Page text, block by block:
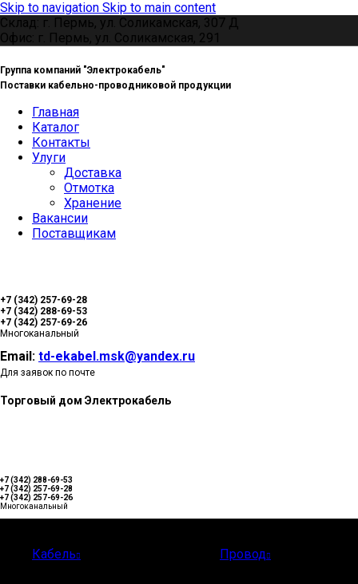
Skip to navigation Skip to main content
Склад: г. Пермь, ул. Соликамская, 307 Д
Офис: г. Пермь, ул. Соликамская, 291
Группа компаний "Электрокабель"
Поставки кабельно-проводниковой продукции
Главная
Каталог
Контакты
Улуги
Доставка
Отмотка
Хранение
Вакансии
Поставщикам
+7 (342) 257-69-28
+7 (342) 288-69-53
+7 (342) 257-69-26
Многоканальный
Email: td-ekabel.msk@yandex.ru
Для заявок по почте
Торговый дом Электрокабель
+7 (342) 288-69-53
+7 (342) 257-69-28
+7 (342) 257-69-26
Многоканальный
Кабель
Провод